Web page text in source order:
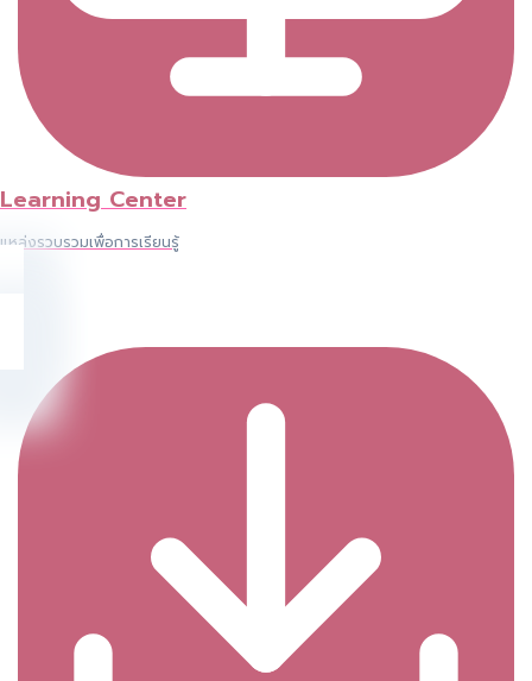
Learning Center
แหล่งรวบรวมเพื่อการเรียนรู้